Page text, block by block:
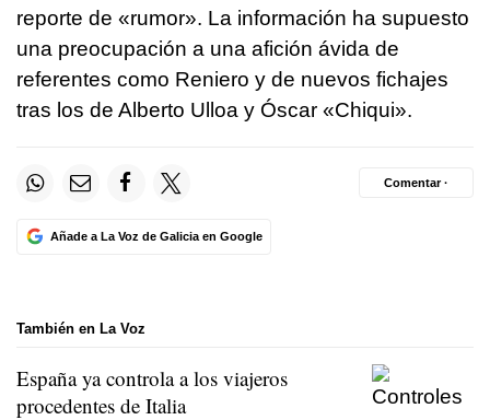
reporte de «rumor». La información ha supuesto
una preocupación a una afición ávida de
referentes como Reniero y de nuevos fichajes
tras los de Alberto Ulloa y Óscar «Chiqui».
Añade a La Voz de Galicia en Google
Comentar ·
También en La Voz
España ya controla a los viajeros
procedentes de Italia